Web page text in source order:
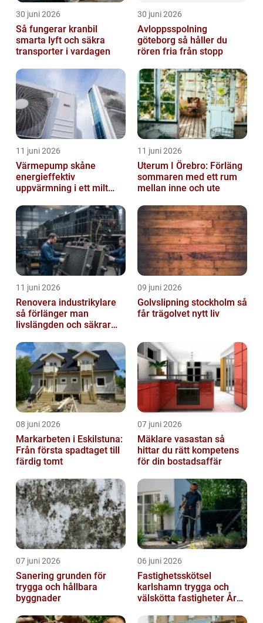
30 juni 2026
Så fungerar kranbil
smarta lyft och säkra
transporter i vardagen
30 juni 2026
Avloppsspolning
göteborg så håller du
rören fria från stopp
11 juni 2026
Värmepump skåne
energieffektiv
uppvärmning i ett milt
11 juni 2026
Uterum I Örebro: Förläng
sommaren med ett rum
mellan inne och ute
11 juni 2026
Renovera industrikylare
så förlänger man
livslängden och säkrar
09 juni 2026
Golvslipning stockholm så
får trägolvet nytt liv
08 juni 2026
Markarbeten i Eskilstuna:
Från första spadtaget till
färdig tomt
07 juni 2026
Mäklare vasastan så
hittar du rätt kompetens
för din bostadsaffär
07 juni 2026
Sanering grunden för
trygga och hållbara
byggnader
06 juni 2026
Fastighetsskötsel
karlshamn trygga och
välskötta fastigheter Året